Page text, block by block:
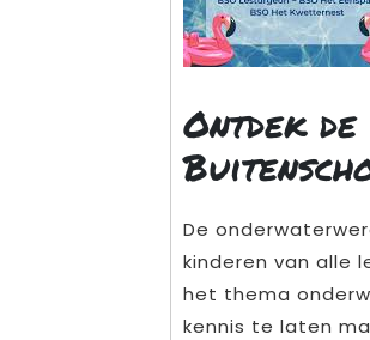
Ontdek
De
kinderen van alle
het thema
kennis te laten